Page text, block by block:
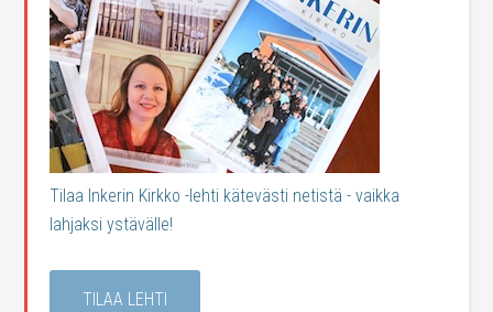
Tilaa Inkerin Kirkko -lehti kätevästi netistä - vaikka
lahjaksi ystävälle!
TILAA LEHTI